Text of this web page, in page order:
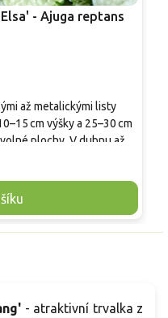
- Ajuga reptans
až metalickými listy
cm výšky a 25–30 cm
plochy. V dubnu až
trubkovitými
do záhonů, pod keře či
plevel.
- atraktivní trvalka z